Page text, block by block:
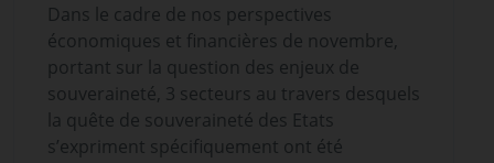
Dans le cadre de nos perspectives
économiques et financières de novembre,
portant sur la question des enjeux de
souveraineté, 3 secteurs au travers desquels
la quête de souveraineté des Etats
s’expriment spécifiquement ont été